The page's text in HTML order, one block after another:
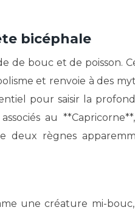
bicéphale
de bouc et de poisson.
et renvoie à des
pour saisir la
au
deux règnes
une créature mi-